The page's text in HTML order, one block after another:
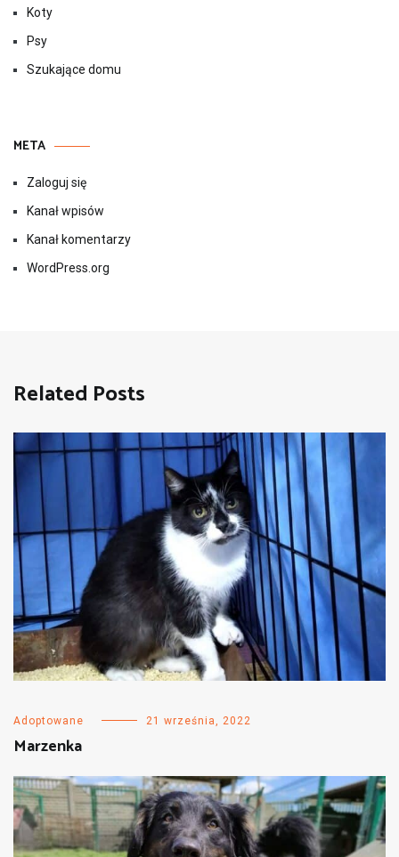
Koty
Psy
Szukające domu
META
Zaloguj się
Kanał wpisów
Kanał komentarzy
WordPress.org
Related Posts
Adoptowane 21 września, 2022
Marzenka